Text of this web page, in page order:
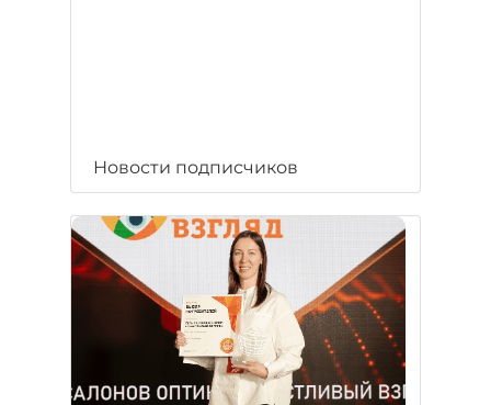
Новости подписчиков